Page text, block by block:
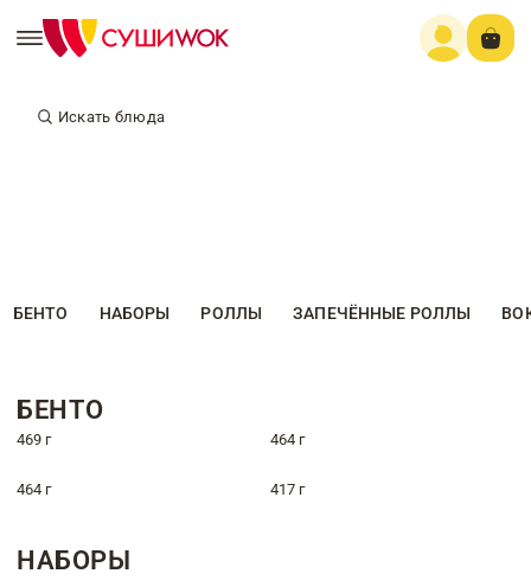
Искать блюда
БЕНТО НАБОРЫ РОЛЛЫ ЗАПЕЧЁННЫЕ РОЛЛЫ
БЕНТО
469 г 464 г
464 г 417 г
НАБОРЫ